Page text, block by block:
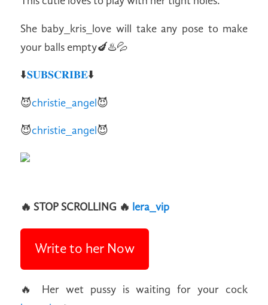
She baby_kris_love will take any pose to make
your balls empty🍆♨️💦
⬇️𝐒𝐔𝐁𝐒𝐂𝐑𝐈𝐁𝐄⬇️
😈christie_angel 😈
😈christie_angel 😈
🔥 STOP SCROLLING 🔥 lera_vip
Write to her Now
🔥 Her wet pussy is waiting for your cock